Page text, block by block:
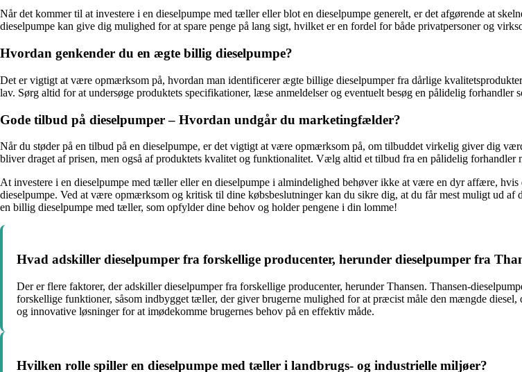
Når det kommer til at investere i en dieselpumpe med tæller eller blot en dieselpumpe generelt, er det afgørende at
dieselpumpe kan give dig mulighed for at spare penge på lang sigt, hvilket er en fordel for både privatpersoner og
Hvordan genkender du en ægte billig dieselpumpe?
Det er vigtigt at være opmærksom på, hvordan man identificerer ægte billige dieselpumper fra dårlige
lav. Sørg altid for at undersøge produktets specifikationer, læse anmeldelser og eventuelt besøg en pålidelig forhandler
Gode tilbud på dieselpumper – Hvordan undgår du marketingfælder?
Når du støder på en tilbud på en dieselpumpe, er det vigtigt at være opmærksom på, om tilbuddet virkelig giver dig
bliver draget af prisen, men også af produktets kvalitet og funktionalitet. Vælg altid et tilbud fra en pålidelig forhandler
At investere i en dieselpumpe med tæller eller en dieselpumpe i almindelighed behøver ikke at være en dyr affære,
dieselpumpe. Ved at være opmærksom og kritisk til dine købsbeslutninger kan du sikre dig, at du får mest muligt ud
en billig dieselpumpe med tæller, som opfylder dine behov og holder pengene i din lomme!
Hvad adskiller dieselpumper fra forskellige producenter, herunder dieselpumper fra
Der er flere faktorer, der adskiller dieselpumper fra forskellige producenter, herunder Thansen. Thansen-
forskellige funktioner, såsom indbygget tæller, der giver brugerne mulighed for at præcist måle den mængde
og innovative løsninger for at imødekomme brugernes behov på en effektiv måde.
Hvilken rolle spiller en dieselpumpe med tæller i landbrugs- og industrielle miljøer?